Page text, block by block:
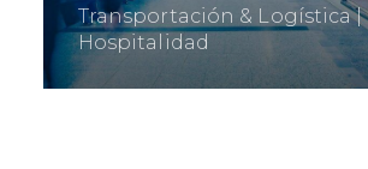
Transportación & Logística |
Hospitalidad